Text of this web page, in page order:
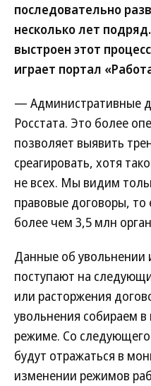
последовательно
несколько лет
выстроен этот
играет портал
— Административные
Росстата. Это более
позволяет выявить
среагировать, хотя
не всех. Мы видим
правовые договоры, то
более чем 3,5 млн
Данные об увольнении
поступают на
или расторжения
увольнения собираем
режиме. Со
будут отражаться в
изменении режимов